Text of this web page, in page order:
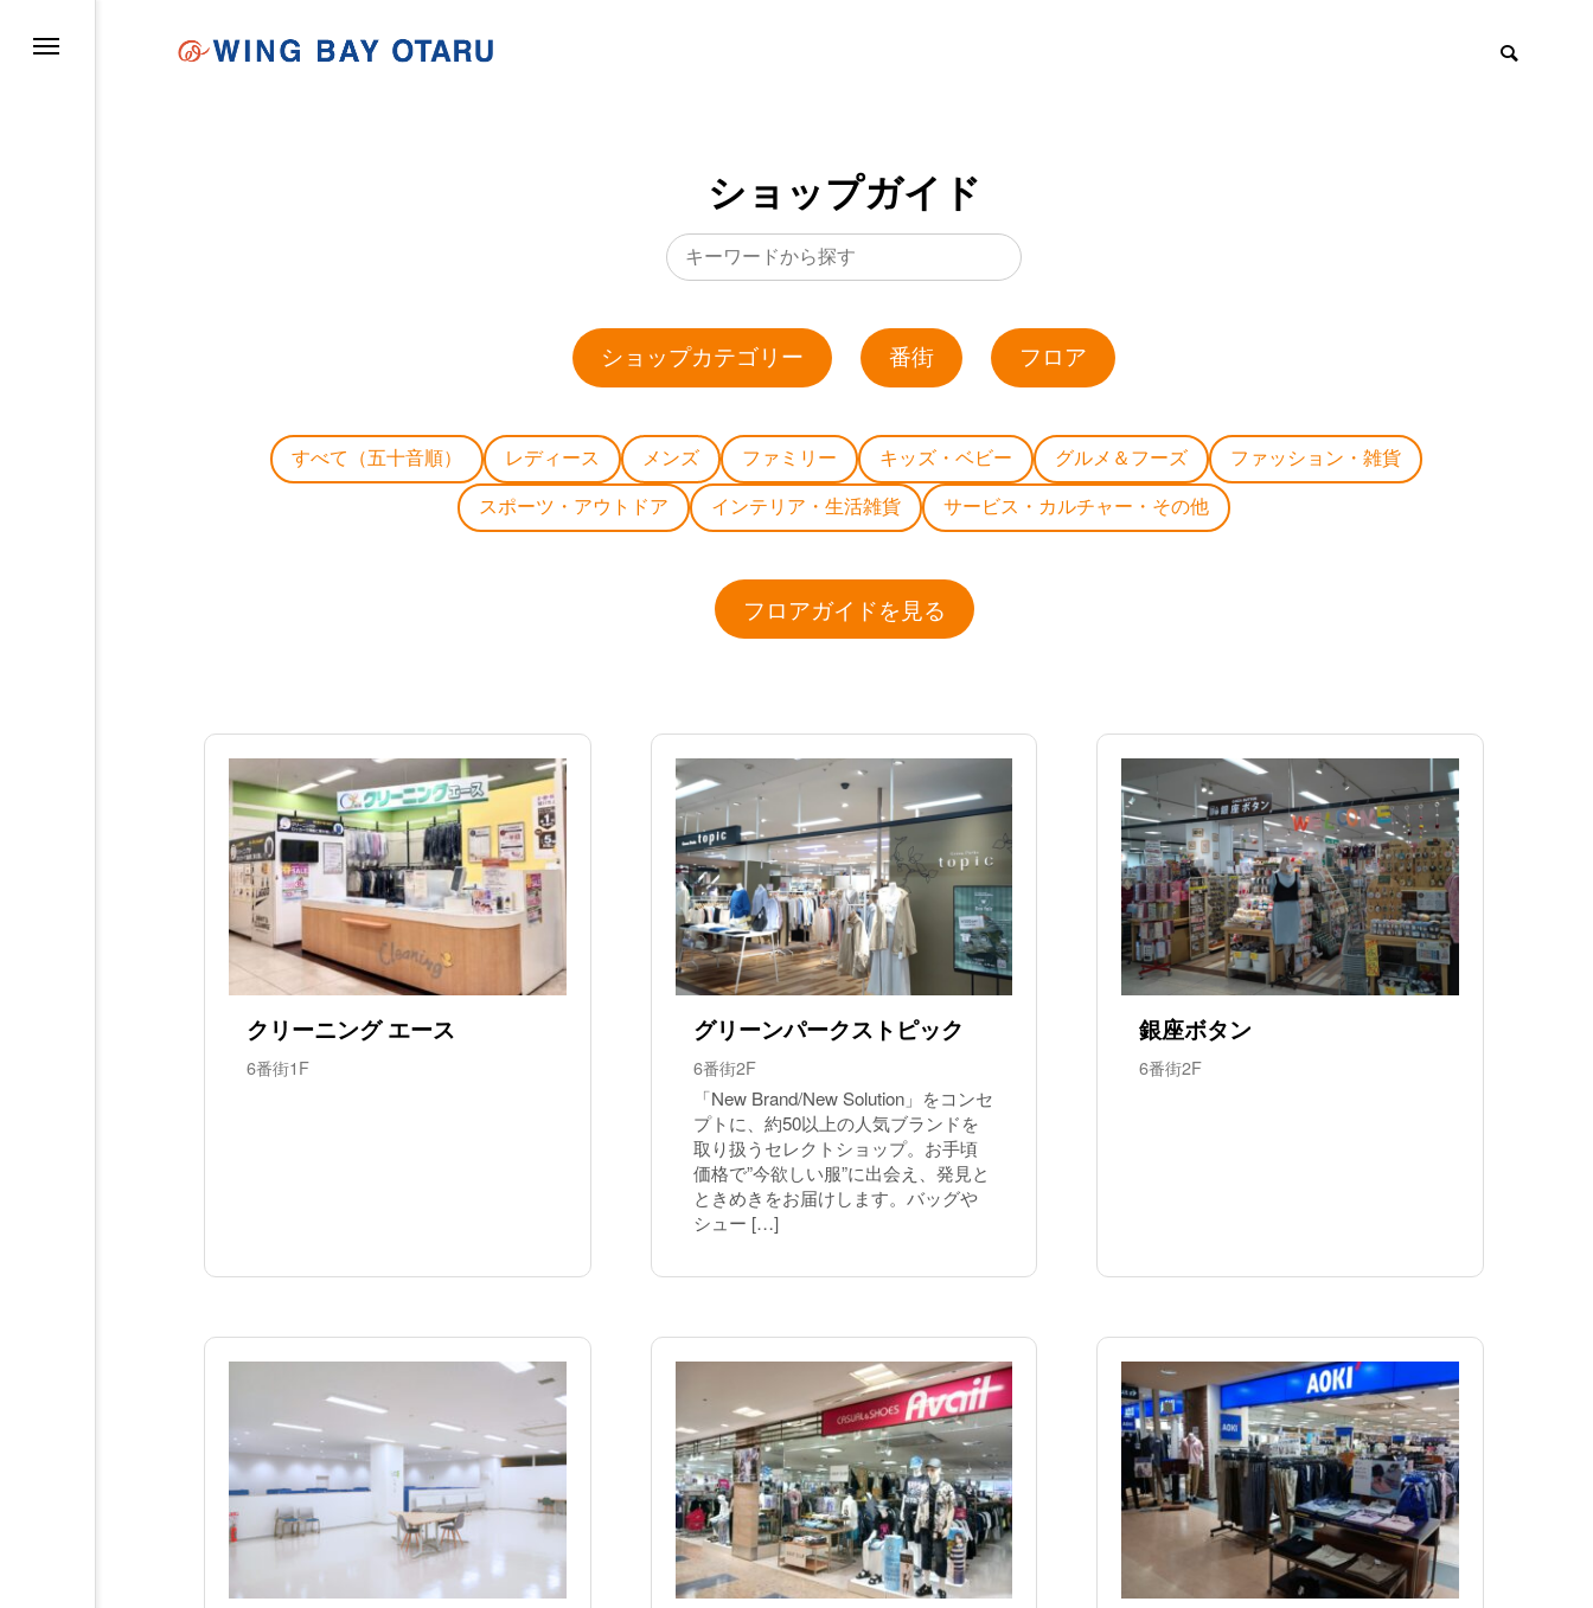
ショップガイド
ショップカテゴリー 番街 フロア
すべて（五十音順） レディース メンズ ファミリー キッズ・ベビー グルメ＆フーズ ファッション・雑貨
スポーツ・アウトドア インテリア・生活雑貨 サービス・カルチャー・その他
フロアガイドを見る
クリーニング エース
6番街1F
グリーンパークストピック
6番街2F
「New Brand/New Solution」をコンセ
プトに、約50以上の人気ブランドを
取り扱うセレクトショップ。お手頃
価格で”今欲しい服”に出会え、発見と
ときめきをお届けします。バッグや
シュー […]
銀座ボタン
6番街2F